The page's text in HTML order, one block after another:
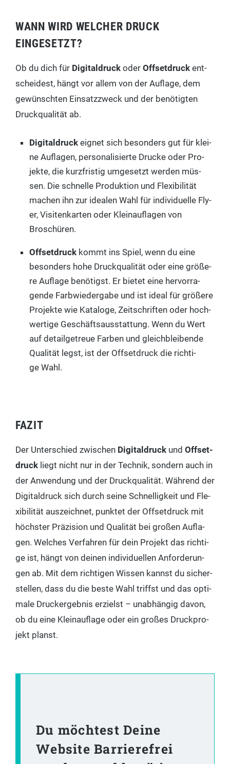
WANN WIRD WELCHER DRUCK
EINGESETZT?
Ob du dich für Digi­tal­druck oder Off­set­druck ent­
schei­dest, hängt vor allem von der Auf­la­ge, dem
gewünsch­ten Ein­satz­zweck und der benö­tig­ten
Druck­qua­li­tät ab.
Digi­tal­druck eig­net sich beson­ders gut für klei­
ne Auf­la­gen, per­so­na­li­sier­te Dru­cke oder Pro­
jek­te, die kurz­fris­tig umge­setzt wer­den müs­
sen. Die schnel­le Pro­duk­ti­on und Fle­xi­bi­li­tät
machen ihn zur idea­len Wahl für indi­vi­du­el­le Fly­
er, Visi­ten­kar­ten oder Klein­auf­la­gen von
Broschüren.
Off­set­druck kommt ins Spiel, wenn du eine
beson­ders hohe Druck­qua­li­tät oder eine grö­ße­
re Auf­la­ge benö­tigst. Er bie­tet eine her­vor­ra­
gen­de Farb­wie­der­ga­be und ist ide­al für grö­ße­re
Pro­jek­te wie Kata­lo­ge, Zeit­schrif­ten oder hoch­
wer­ti­ge Geschäfts­aus­stat­tung. Wenn du Wert
auf detail­ge­treue Far­ben und gleich­blei­ben­de
Qua­li­tät legst, ist der Off­set­druck die rich­ti­
ge Wahl.
FAZIT
Der Unter­schied zwi­schen Digi­tal­druck und Off­set­
druck liegt nicht nur in der Tech­nik, son­dern auch in
der Anwen­dung und der Druck­qua­li­tät. Wäh­rend der
Digi­tal­druck sich durch sei­ne Schnel­lig­keit und Fle­
xi­bi­li­tät aus­zeich­net, punk­tet der Off­set­druck mit
höchs­ter Prä­zi­si­on und Qua­li­tät bei gro­ßen Auf­la­
gen. Wel­ches Ver­fah­ren für dein Pro­jekt das rich­ti­
ge ist, hängt von dei­nen indi­vi­du­el­len Anfor­de­run­
gen ab. Mit dem rich­ti­gen Wis­sen kannst du sicher­
stel­len, dass du die bes­te Wahl triffst und das opti­
ma­le Druck­ergeb­nis erzielst – unab­hän­gig davon,
ob du eine Klein­auf­la­ge oder ein gro­ßes Druck­pro­
jekt planst.
Du möchtest Deine
Website Barrierefrei